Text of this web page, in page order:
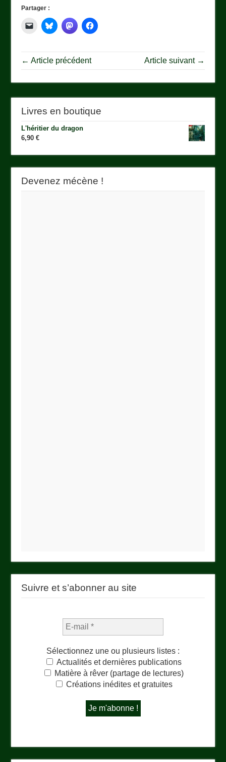
Partager :
← Article précédent Article suivant →
Livres en boutique
L'héritier du dragon
6,90€
Devenez mécène !
Suivre et s’abonner au site
Sélectionnez une ou plusieurs listes :
Actualités et dernières publications
Matière à rêver (partage de lectures)
Créations inédites et gratuites